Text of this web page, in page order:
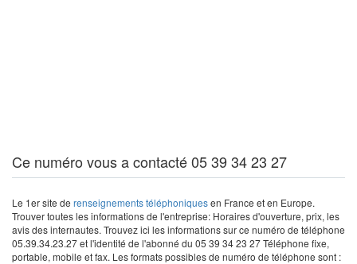
Ce numéro vous a contacté 05 39 34 23 27
Le 1er site de renseignements téléphoniquesen France et en Europe.
Trouver toutes les informations de l'entreprise: Horaires d'ouverture, prix, les
avis des internautes. Trouvez ici les informations sur ce numéro de téléphone
05.39.34.23.27 et l'identité de l'abonné du 05 39 34 23 27 Téléphone fixe,
portable, mobile et fax. Les formats possibles de numéro de téléphone sont :